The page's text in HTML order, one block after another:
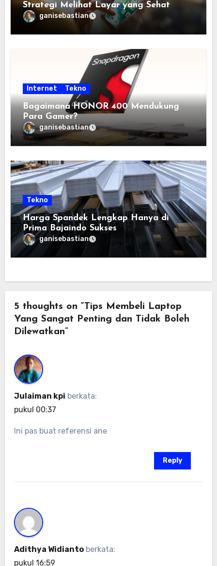
Strategi Melihat Layar yang Sehat
ganisebastian
Internet Tekno
Bagaimana HONOR 400 Mendukung
Para Gamer?
ganisebastian
Tekno
Harga Spandek Lengkap Hanya di
Prima Bajaindo Sukses
ganisebastian
5 thoughts on “Tips Membeli Laptop
Yang Sangat Penting dan Tidak Boleh
Dilewatkan”
Julaiman kpi berkata:
pukul 00:37
Ini pas buat referensi ane
Reply
Adithya Widianto berkata:
pukul 16:59